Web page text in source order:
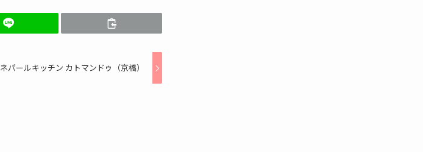
ネパールキッチン カトマンドゥ（京橋）